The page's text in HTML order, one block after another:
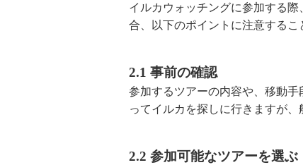
イルカウォッチングに参加する
合、以下のポイントに注意するこ
2.1 事前の確認
参加するツアーの内容や、移動
ってイルカを探しに行きますが、
2.2 参加可能なツアーを選ぶ